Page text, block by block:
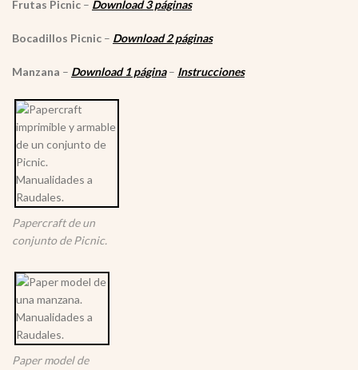
Frutas Picnic – Download 3 páginas
Bocadillos Picnic – Download 2 páginas
Manzana – Download 1 página– Instrucciones
Papercraft de un
conjunto de Picnic.
Paper model de